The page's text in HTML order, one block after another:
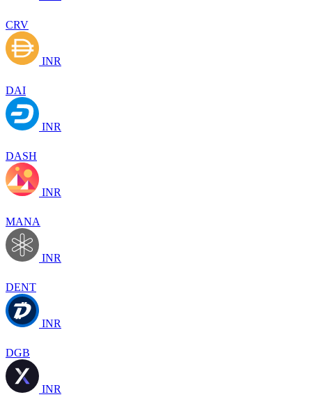
CRV
INR
DAI
INR
DASH
INR
MANA
INR
DENT
INR
DGB
INR